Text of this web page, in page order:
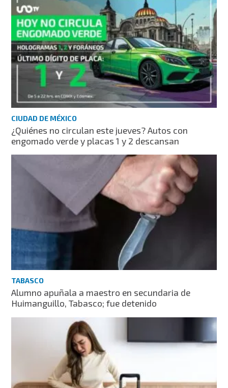
CIUDAD DE MÉXICO
¿Quiénes no circulan este jueves? Autos con
engomado verde y placas 1 y 2 descansan
TABASCO
Alumno apuñala a maestro en secundaria de
Huimanguillo, Tabasco; fue detenido